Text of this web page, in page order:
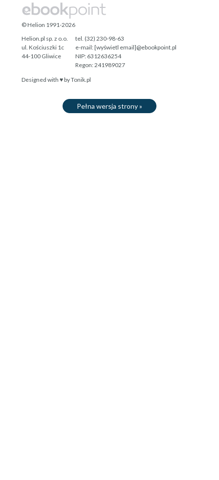
Designed with ♥ byTonik.pl
© Helion 1991-2026
Helion.pl sp. z o.o.
ul. Kościuszki 1c
44-100 Gliwice
tel. (32) 230-98-63
e-mail:[wyświetl email]@ebookpoint.pl
NIP: 6312636254
Regon: 241989027
Pełna wersja strony »